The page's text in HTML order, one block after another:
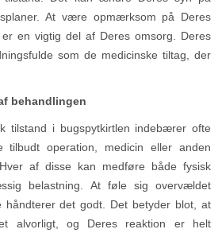
At være opmærksom på Deres
en vigtig del af Deres omsorg. Deres
som de medicinske tiltag, der
behandlingen
tilstand i bugspytkirtlen indebærer ofte
operation, medicin eller anden
af disse kan medføre både fysisk
belastning. At føle sig overvældet
håndterer det godt. Det betyder blot, at
alvorligt, og Deres reaktion er helt